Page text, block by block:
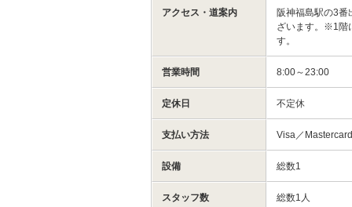
アクセス・道案内
阪神福島駅の3番
ざいます。※1階
す。
営業時間 8:00～23:00
定休日 不定休
支払い方法 Visa／
設備 総数1
スタッフ数 総数1人